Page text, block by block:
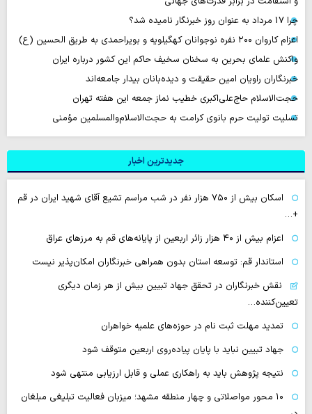
چرا 17 مرداد به عنوان روز خبرنگار نامیده شد؟
اعزام کاروان ۲۰۰ نفره نوجوانان کهگیلویه و بویراحمدی به طریق الحسین (ع)
واکنش علمای بحرین به سخنان سخیف حاکم این کشور درباره ایران
خبرنگاران راویان امین حقیقت و دیده‌بانان بیدار جامعه‌اند
حجت‌الاسلام حاج‌علی‌اکبری خطیب نماز جمعه این هفته تهران
تسلیت تولیت حرم بانوی کرامت به حجت‌الاسلام‌والمسلمین مؤمنی
جدیدترین اخبار
اسکان بیش از ۷۵۰ هزار نفر در شب مراسم تشیع آقای شهید ایران در قم
+…
اعزام بیش از ۴۰ هزار زائر اربعین از پایانه‌های قم به مرزهای عراق
استاندار قم: توسعه استان بدون همراهی خبرنگاران امکان‌پذیر نیست
نقش خبرنگاران در تحقق جهاد تبیین بیش از هر زمان دیگری
تعیین‌کننده…
تمدید مهلت ثبت نام در حوزه‌های علمیه خواهران
جهاد تبیین نباید با پایان پیاده‌روی اربعین متوقف شود
نتیجه پژوهش باید به راهکاری عملی و قابل ارزیابی منتهی شود
۱۰ محور مواصلاتی و چهار منطقه مشهد؛ میزبان فعالیت تبلیغی مبلغان